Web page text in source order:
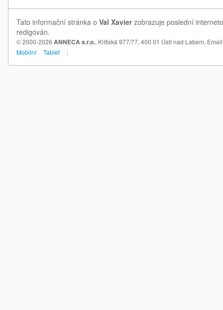
Tato informační stránka o Val Xavierzobrazuje poslední
redigován.
© 2000-2026 ANNECA s.r.o., Klíšská 977/77, 400 01 Ústí nad Labem,
Mobilní
Tablet |